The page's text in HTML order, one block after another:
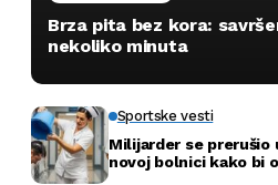
Brza pita bez kora:
nekoliko minuta
Sportske vesti
Milijarder se prerušio
novoj bolnici kako bi